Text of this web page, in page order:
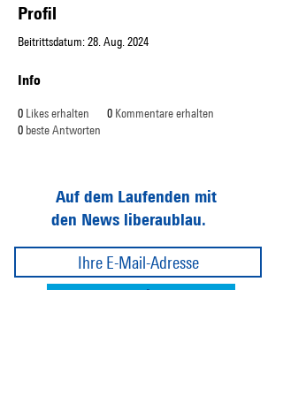
Profil
Beitrittsdatum: 28. Aug. 2024
Info
0 Likes erhalten 0 Kommentare erhalten
0 beste Antworten
Auf dem Laufenden mit
den News liberaublau.
Abonnieren